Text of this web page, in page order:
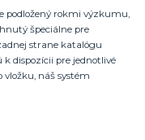
podložený rokmi výzkumu,
špeciálne pre
strane katalógu
dispozícii pre jednotlivé
vložku, náš systém